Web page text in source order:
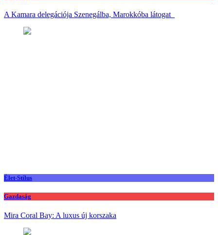
A Kamara delegációja Szenegálba, Marokkóba látogat
Élet-Stílus
Gazdaság
Mira Coral Bay: A luxus új korszaka